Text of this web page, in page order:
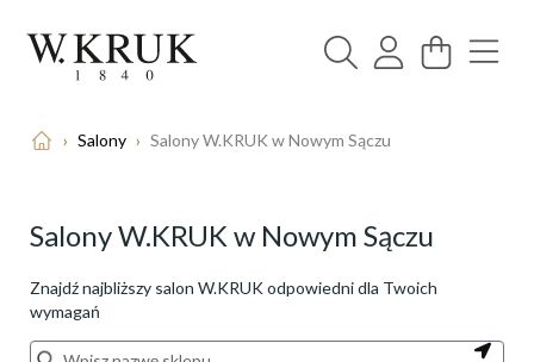
› Salony › Salony W.KRUK w Nowym Sączu
Salony W.KRUK w Nowym Sączu
Znajdź najbliższy salon W.KRUK odpowiedni dla Twoich
wymagań